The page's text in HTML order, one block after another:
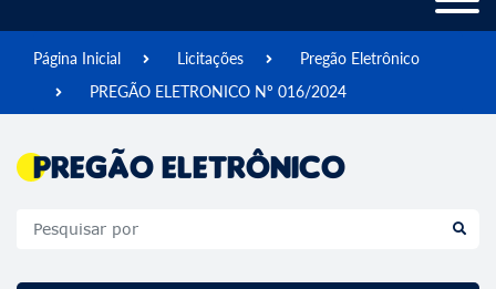
Página Inicial Licitações
Pregão Eletrônico
PREGÃO ELETRONICO Nº 016/2024
Pregão Eletrônico